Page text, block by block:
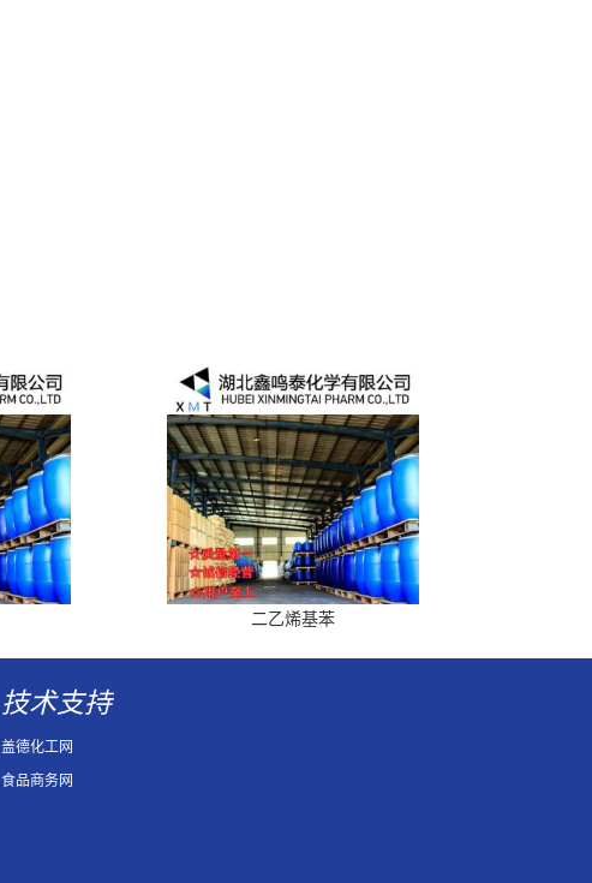
二乙烯基苯
技术支持
盖德化工网
食品商务网